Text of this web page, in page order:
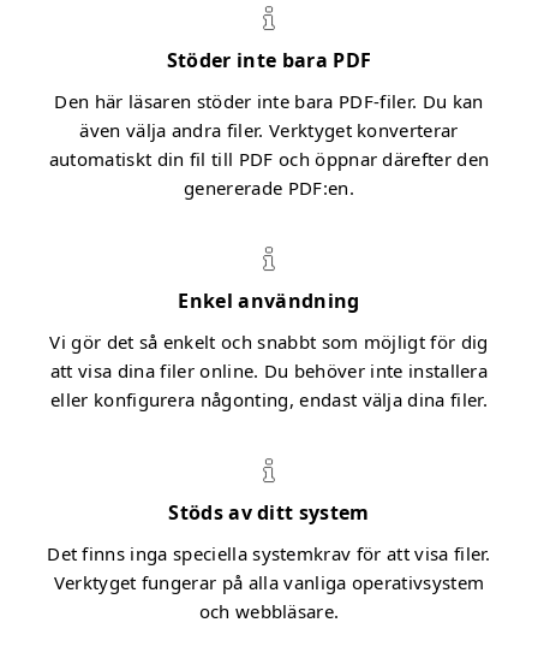
Stöder inte bara PDF
Den här läsaren stöder inte bara PDF-filer. Du kan
även välja andra filer. Verktyget konverterar
automatiskt din fil till PDF och öppnar därefter den
genererade PDF:en.
Enkel användning
Vi gör det så enkelt och snabbt som möjligt för dig
att visa dina filer online. Du behöver inte installera
eller konfigurera någonting, endast välja dina filer.
Stöds av ditt system
Det finns inga speciella systemkrav för att visa filer.
Verktyget fungerar på alla vanliga operativsystem
och webbläsare.